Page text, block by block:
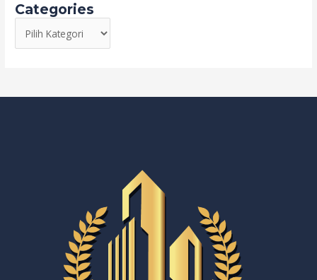
Categories